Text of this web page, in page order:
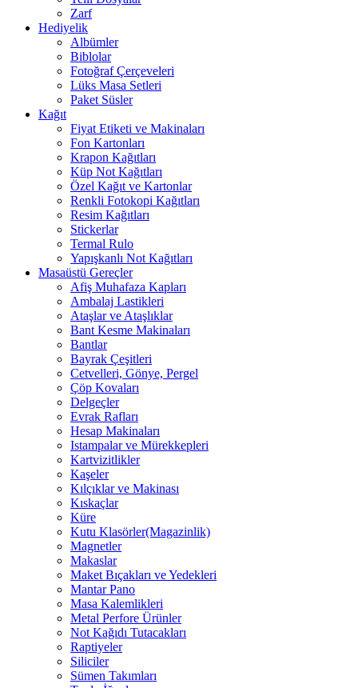
Zarf
Hediyelik
Albümler
Biblolar
Fotoğraf Çerçeveleri
Lüks Masa Setleri
Paket Süsler
Kağıt
Fiyat Etiketi ve Makinaları
Fon Kartonları
Krapon Kağıtları
Küp Not Kağıtları
Özel Kağıt ve Kartonlar
Renkli Fotokopi Kağıtları
Resim Kağıtları
Stickerlar
Termal Rulo
Yapışkanlı Not Kağıtları
Masaüstü Gereçler
Afiş Muhafaza Kapları
Ambalaj Lastikleri
Ataşlar ve Ataşlıklar
Bant Kesme Makinaları
Bantlar
Bayrak Çeşitleri
Cetvelleri, Gönye, Pergel
Çöp Kovaları
Delgeçler
Evrak Rafları
Hesap Makinaları
Istampalar ve Mürekkepleri
Kartvizitlikler
Kaşeler
Kılçıklar ve Makinası
Kıskaçlar
Küre
Kutu Klasörler(Magazinlik)
Magnetler
Makaslar
Maket Bıçakları ve Yedekleri
Mantar Pano
Masa Kalemlikleri
Metal Perfore Ürünler
Not Kağıdı Tutacakları
Raptiyeler
Siliciler
Sümen Takımları